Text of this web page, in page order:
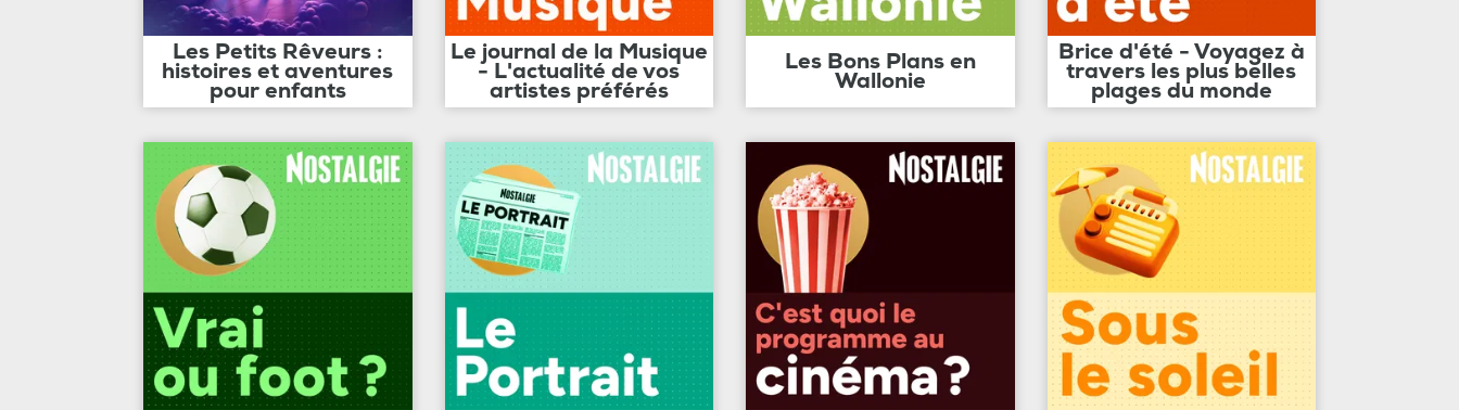
Les Petits Rêveurs :
histoires et aventures
pour enfants
Le journal de la Musique
- L'actualité de vos
artistes préférés
Les Bons Plans en
Wallonie
Brice d'été - Voyagez à
travers les plus belles
plages du monde